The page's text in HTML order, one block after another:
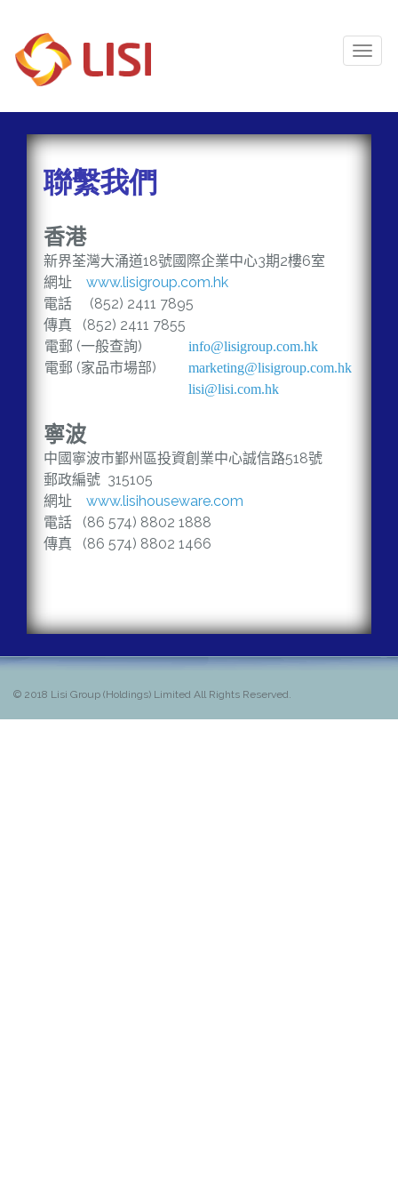
聯繫我們
香港
新界荃灣大涌道18號國際企業中心3期2樓6室
網址
www.lisigroup.com.hk
電話(852) 2411 7895
傳真
(852) 2411 7855
電郵 (一般查詢) info@lisigroup.com.hk
電郵 (家品市場部)
marketing@lisigroup.com.hk
lisi@lisi.com.hk
寧波
中國寧波市鄞州區投資創業中心誠信路518號
郵政編號315105
網址
www.lisihouseware.com
電話(86 574) 8802 1888
傳真 (86 574) 8802 1466
© 2018 Lisi Group (Holdings) Limited All Rights Reserved.